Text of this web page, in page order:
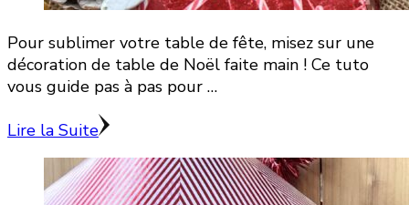
Pour sublimer votre table de fête, misez sur une
décoration de table de Noël faite main ! Ce tuto
vous guide pas à pas pour …
Lire la Suite